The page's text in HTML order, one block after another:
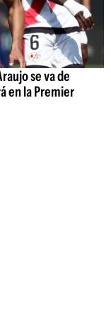
se va de
en la Premier